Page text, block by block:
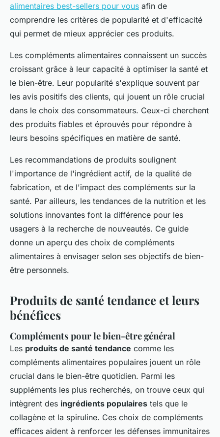
alimentaires best-sellers pour vous afin de
comprendre les critères de popularité et d'efficacité
qui permet de mieux apprécier ces produits.
Les compléments alimentaires connaissent un succès
croissant grâce à leur capacité à optimiser la santé et
le bien-être. Leur popularité s'explique souvent par
les avis positifs des clients, qui jouent un rôle crucial
dans le choix des consommateurs. Ceux-ci cherchent
des produits fiables et éprouvés pour répondre à
leurs besoins spécifiques en matière de santé.
Les recommandations de produits soulignent
l'importance de l'ingrédient actif, de la qualité de
fabrication, et de l'impact des compléments sur la
santé. Par ailleurs, les tendances de la nutrition et les
solutions innovantes font la différence pour les
usagers à la recherche de nouveautés. Ce guide
donne un aperçu des choix de compléments
alimentaires à envisager selon ses objectifs de bien-
être personnels.
Produits de santé tendance et leurs
bénéfices
Compléments pour le bien-être général
Les produits de santé tendance comme les
compléments alimentaires populaires jouent un rôle
crucial dans le bien-être quotidien. Parmi les
suppléments les plus recherchés, on trouve ceux qui
intègrent des ingrédients populaires tels que le
collagène et la spiruline. Ces choix de compléments
efficaces aident à renforcer les défenses immunitaires